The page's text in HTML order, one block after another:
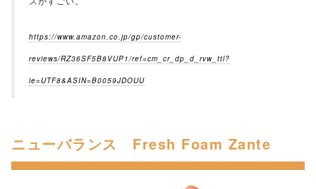
https://www.amazon.co.jp/gp/customer-
reviews/RZ36SF5B8VUP1/ref=cm_cr_dp_d_rvw_ttl?
ie=UTF8&ASIN=B0059JDOUU
ニューバランス Fresh Foam Zante